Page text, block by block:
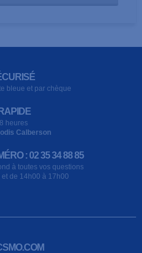
bleue et par chèque
heures
Calberson
: 02 35 34 88 85
à toutes vos questions
de 14h00 à 17h00